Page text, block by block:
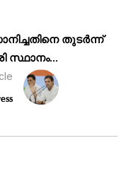
തുടർന്ന്
സ്ഥാനം...